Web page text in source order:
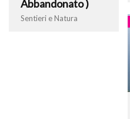
Abbandonato )
Sentieri e Natura